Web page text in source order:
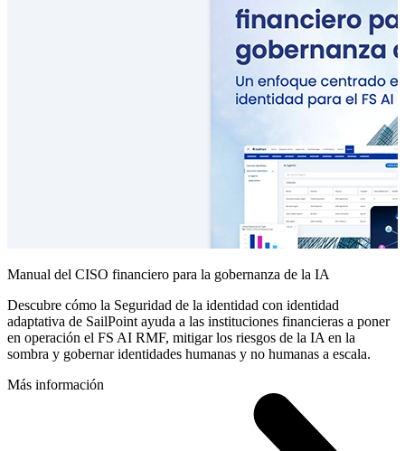
Manual del CISO financiero para la gobernanza de la IA
Descubre cómo la Seguridad de la identidad con identidad
adaptativa de SailPoint ayuda a las instituciones financieras a poner
en operación el FS AI RMF, mitigar los riesgos de la IA en la
sombra y gobernar identidades humanas y no humanas a escala.
Más información